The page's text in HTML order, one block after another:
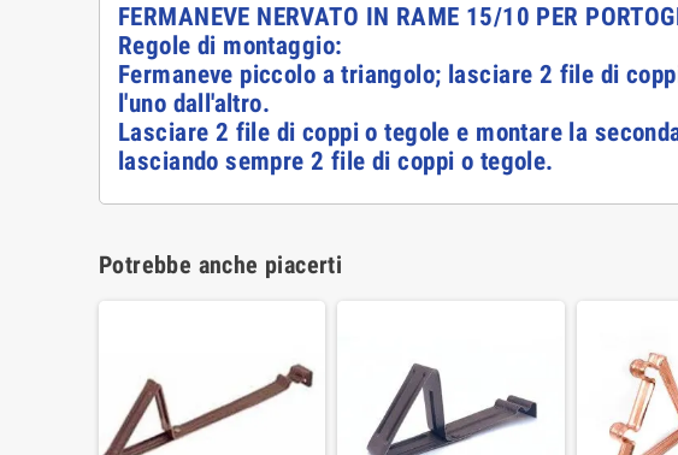
FERMANEVE NERVATO IN RAME 15/10 PER
Regole di montaggio:
Fermaneve piccolo a triangolo; lasciare 2 file di
l'uno dall'altro.
Lasciare 2 file di coppi o tegole e montare la
lasciando sempre 2 file di coppi o tegole.
Potrebbe anche piacerti